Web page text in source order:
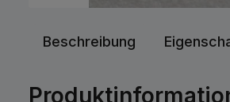
Beschreibung